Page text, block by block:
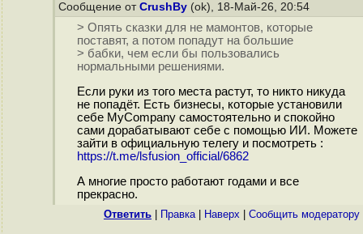
Сообщение от CrushBy (ok), 18-Май-26, 20:54
> Опять сказки для не мамонтов, которые
поставят, а потом попадут на большие
> бабки, чем если бы пользовались
нормальными решениями.
Если руки из того места растут, то никто никуда
не попадёт. Есть бизнесы, которые установили
себе MyCompany самостоятельно и спокойно
сами дорабатывают себе с помощью ИИ. Можете
зайти в официальную телегу и посмотреть :
https://t.me/lsfusion_official/6862
А многие просто работают годами и все
прекрасно.
Ответить Правка| Наверх Cообщить модератору